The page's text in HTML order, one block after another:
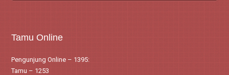
Tamu Online
Pengunjung Online – 1395:
Tamu – 1253